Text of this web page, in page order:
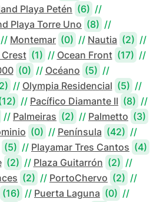
Playa Petén (6) //
Playa Torre Uno (8) //
// Montemar (0) // Nautia (2) //
Crest (1) // Ocean Front (17) //
(0) // Océano (5) //
// Olympia Residencial (5) //
// Pacífico Diamante II (8) //
// Palmeiras (2) // Palmetto (3)
(0) // Península (42) //
(5) // Playamar Tres Cantos (4)
(2) // Plaza Guitarrón (2) //
(2) // PortoChervo (2) //
(16) // Puerta Laguna (0) //